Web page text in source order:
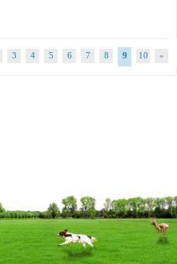
3 4 5 6 7 8 9 10 »